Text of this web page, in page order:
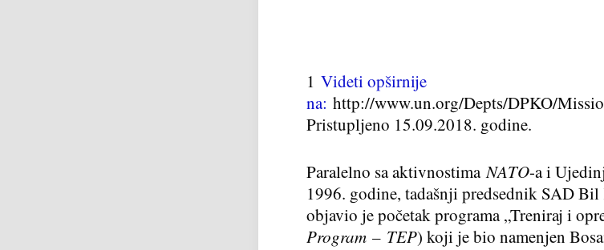
1 Videti opširnije
na: http://www.un.org/Depts/DPKO/
Pristupljeno 15.09.2018. godine.
Paralelno sa aktivnostimaNATO-a i
1996. godine, tadašnji predsednik SAD
objavio je početak programa „Treniraj i
Program – TEP) koji je bio namenjen